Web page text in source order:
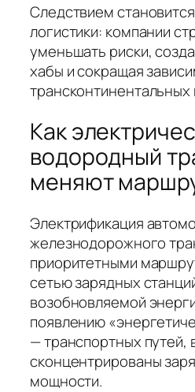
Следствием
логистики: компании
уменьшать риски,
хабы и сокращая
Как
водородный
меняют
Электрификация
железнодорожного
приоритетными
сетью зарядных
возобновляемой
появлению
— транспортных путей,
сконцентрированы
мощности.